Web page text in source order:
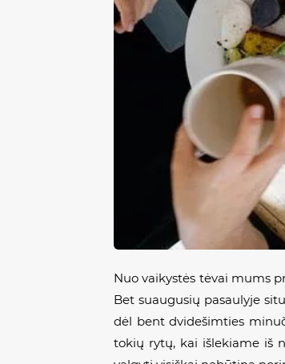
Nuo vaikystės tėvai mums
Bet suaugusių pasaulyje
dėl bent dvidešimties
tokių rytų, kai išlekiame iš